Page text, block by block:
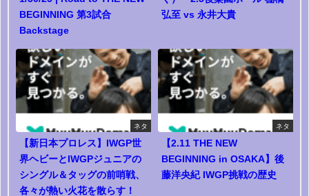
BEGINNING 第3試合
Backstage
弘至 vs 永井大貴
ネタ
【新日本プロレス】IWGP世
界ヘビーとIWGPジュニアの
シングル＆タッグの前哨戦、
各々が熱い火花を散らす！
ネタ
【2.11 THE NEW
BEGINNING in OSAKA】後
藤洋央紀 IWGP挑戦の歴史